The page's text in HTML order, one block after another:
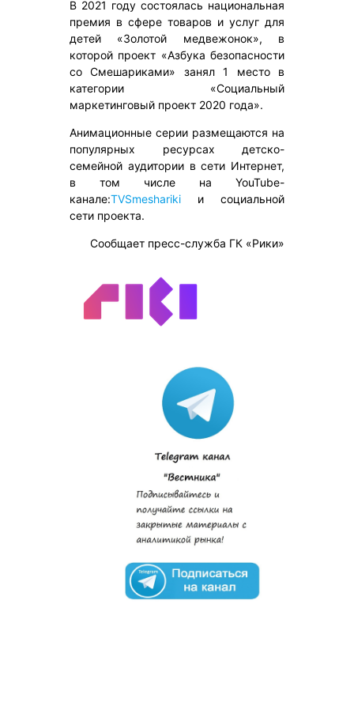
В 2021 году состоялась национальная
премия в сфере товаров и услуг для
детей «Золотой медвежонок», в
которой проект «Азбука безопасности
со Смешариками» занял 1 место в
категории «Социальный
маркетинговый проект 2020 года».
Анимационные серии размещаются на
популярных ресурсах детско-
семейной аудитории в сети Интернет,
в том числе на YouTube-
канале:TVSmeshariki и социальной
сети проекта.
Сообщает пресс-служба ГК «Рики»